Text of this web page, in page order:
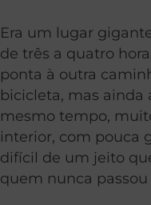
Era um lugar
de três a quatro
ponta à outra
bicicleta, mas ainda
mesmo tempo,
interior, com pouca
difícil de um jeito
quem nunca passou